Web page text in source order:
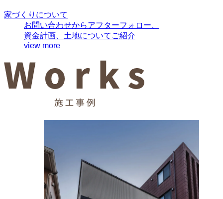
家づくりについて
お問い合わせからアフターフォロー、
資金計画、土地についてご紹介
view more